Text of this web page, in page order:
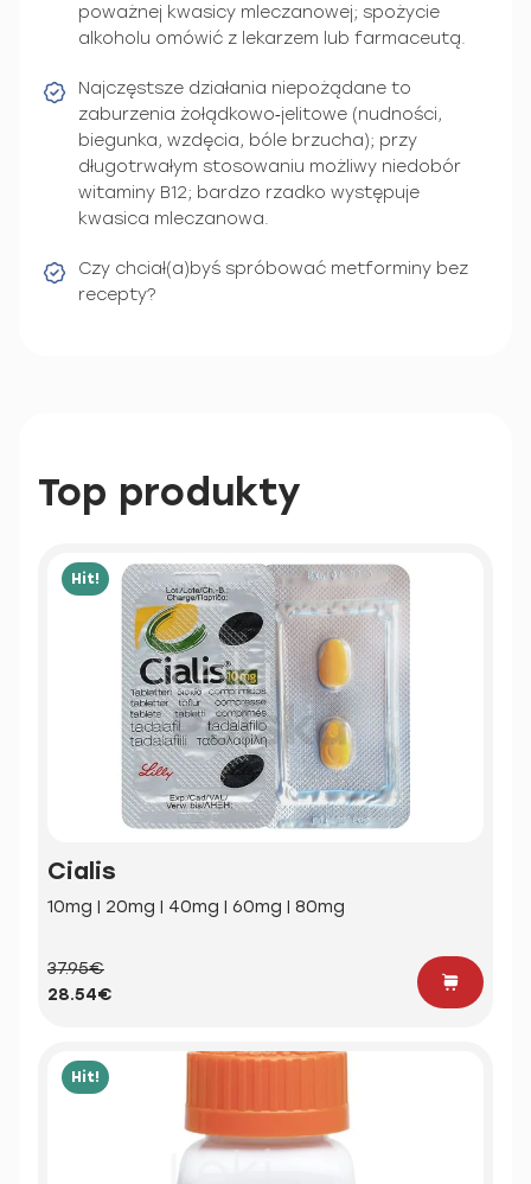
poważnej kwasicy mleczanowej; spożycie
alkoholu omówić z lekarzem lub farmaceutą.
Najczęstsze działania niepożądane to
zaburzenia żołądkowo‑jelitowe (nudności,
biegunka, wzdęcia, bóle brzucha); przy
długotrwałym stosowaniu możliwy niedobór
witaminy B12; bardzo rzadko występuje
kwasica mleczanowa.
Czy chciał(a)byś spróbować metforminy bez
recepty?
Top produkty
Hit!
Cialis
10mg | 20mg | 40mg | 60mg | 80mg
37.95€
28.54€
Hit!